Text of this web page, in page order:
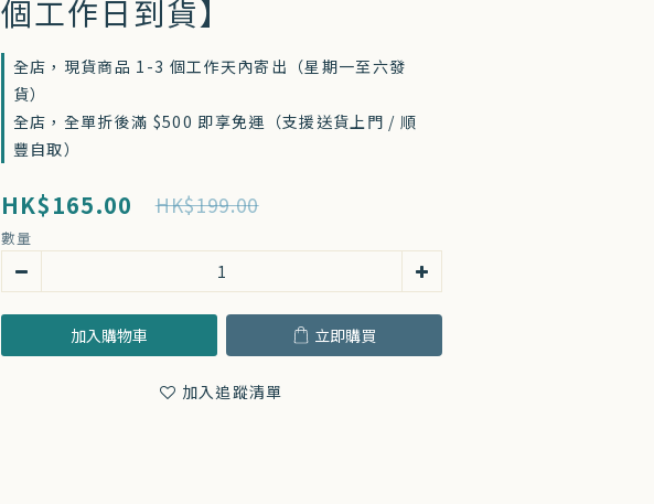
個工作日到貨】
全店，現貨商品 1-3 個工作天內寄出（星期一至六發
貨）
全店，全單折後滿 $500 即享免運（支援送貨上門 / 順
豐自取）
HK$165.00 HK$199.00
數量
加入購物車 立即購買
加入追蹤清單